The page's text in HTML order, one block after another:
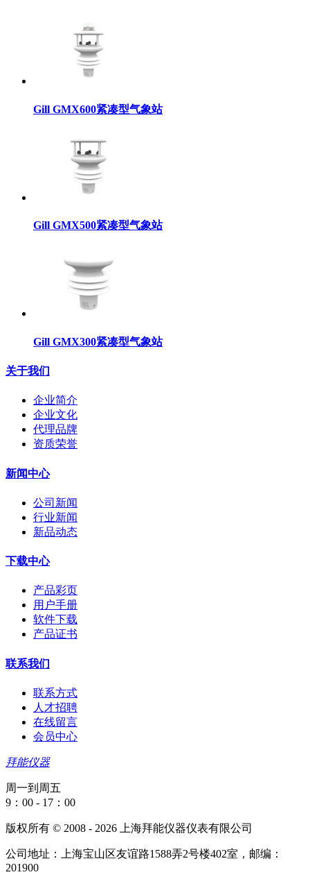
Gill GMX600紧凑型气象站
Gill GMX500紧凑型气象站
Gill GMX300紧凑型气象站
关于我们
企业简介
企业文化
代理品牌
资质荣誉
新闻中心
公司新闻
行业新闻
新品动态
下载中心
产品彩页
用户手册
软件下载
产品证书
联系我们
联系方式
人才招聘
在线留言
会员中心
拜能仪器
周一到周五
9：00 - 17：00
版权所有 © 2008 - 2026 上海拜能仪器仪表有限公司
公司地址：上海宝山区友谊路1588弄2号楼402室，邮编：
201900